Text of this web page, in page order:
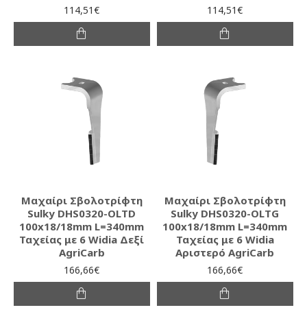
114,51€ 114,51€
Μαχαίρι Σβολοτρίφτη
Sulky DHS0320-OLTD
100x18/18mm L=340mm
Ταχείας με 6 Widia Δεξί
AgriCarb
166,66€
Μαχαίρι Σβολοτρίφτη
Sulky DHS0320-OLTG
100x18/18mm L=340mm
Ταχείας με 6 Widia
Αριστερό AgriCarb
166,66€